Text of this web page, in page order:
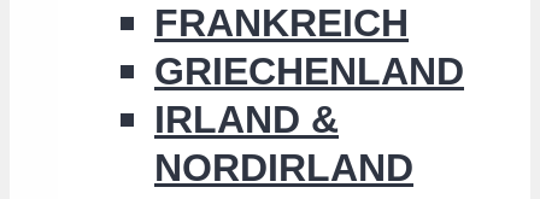
FRANKREICH
GRIECHENLAND
IRLAND &
NORDIRLAND